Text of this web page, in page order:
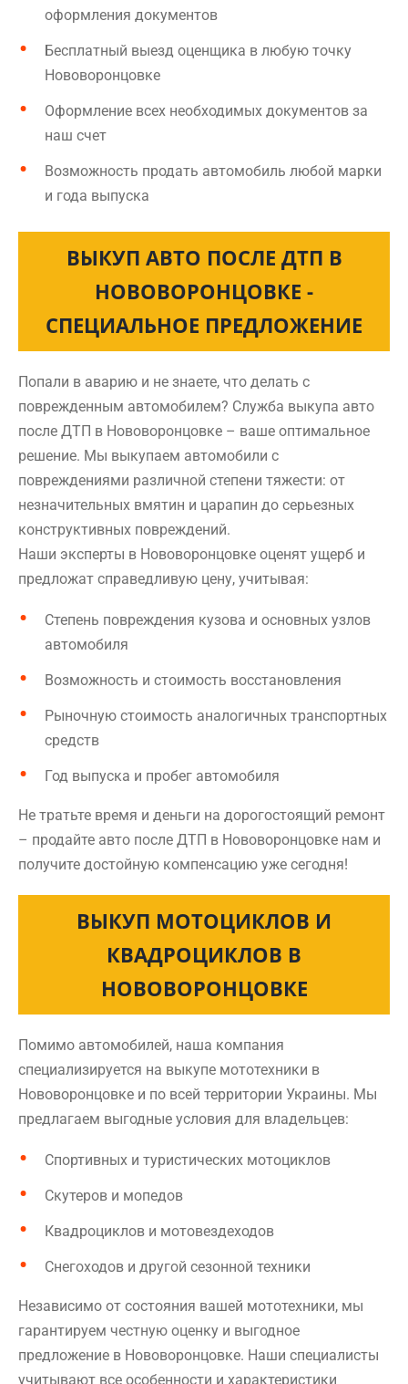
оформления документов
Бесплатный выезд оценщика в любую точку
Нововоронцовке
Оформление всех необходимых документов за
наш счет
Возможность продать автомобиль любой марки
и года выпуска
ВЫКУП АВТО ПОСЛЕ ДТП В
НОВОВОРОНЦОВКЕ -
СПЕЦИАЛЬНОЕ ПРЕДЛОЖЕНИЕ
Попали в аварию и не знаете, что делать с
поврежденным автомобилем? Служба выкупа авто
после ДТП в Нововоронцовке – ваше оптимальное
решение. Мы выкупаем автомобили с
повреждениями различной степени тяжести: от
незначительных вмятин и царапин до серьезных
конструктивных повреждений.
Наши эксперты в Нововоронцовке оценят ущерб и
предложат справедливую цену, учитывая:
Степень повреждения кузова и основных узлов
автомобиля
Возможность и стоимость восстановления
Рыночную стоимость аналогичных транспортных
средств
Год выпуска и пробег автомобиля
Не тратьте время и деньги на дорогостоящий ремонт
– продайте авто после ДТП в Нововоронцовке нам и
получите достойную компенсацию уже сегодня!
ВЫКУП МОТОЦИКЛОВ И
КВАДРОЦИКЛОВ В
НОВОВОРОНЦОВКЕ
Помимо автомобилей, наша компания
специализируется на выкупе мототехники в
Нововоронцовке и по всей территории Украины. Мы
предлагаем выгодные условия для владельцев:
Спортивных и туристических мотоциклов
Скутеров и мопедов
Квадроциклов и мотовездеходов
Снегоходов и другой сезонной техники
Независимо от состояния вашей мототехники, мы
гарантируем честную оценку и выгодное
предложение в Нововоронцовке. Наши специалисты
учитывают все особенности и характеристики